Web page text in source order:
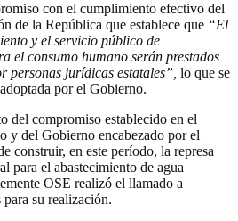
con el cumplimiento efectivo del
de la República que establece que “El
y el servicio público de
el consumo humano serán prestados
personas jurídicas estatales”, lo que se
por el Gobierno.
del compromiso establecido en el
y del Gobierno encabezado por el
construir, en este período, la represa
para el abastecimiento de agua
OSE realizó el llamado a
su realización.